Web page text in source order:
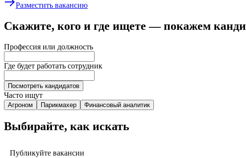
Разместить вакансию
Скажите, кого и где ищете — покажем
Профессия или должность
Где будет работать сотрудник
Посмотреть кандидатов
Часто ищут
Агроном Парикмахер Финансовый аналитик
Выбирайте, как искать
Публикуйте вакансии